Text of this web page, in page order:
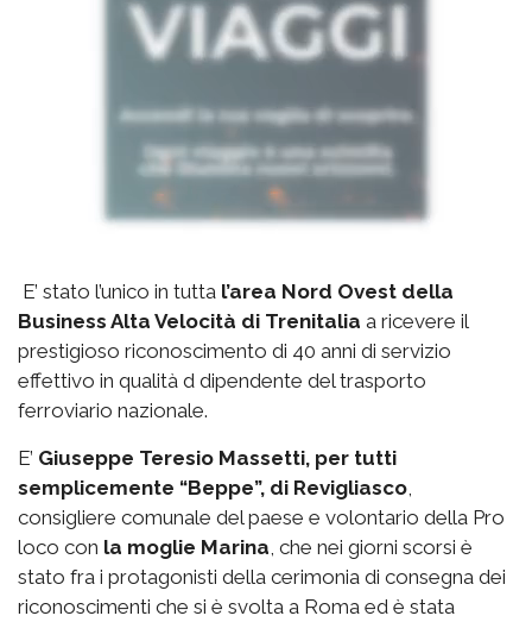
E’ stato l’unico in tutta l’area Nord Ovest della
Business Alta Velocità di Trenitalia a ricevere il
prestigioso riconoscimento di 40 anni di servizio
effettivo in qualità d dipendente del trasporto
ferroviario nazionale.
E’ Giuseppe Teresio Massetti, per tutti
semplicemente “Beppe”, di Revigliasco
consigliere comunale del paese e volontario della Pro
loco con la moglie Marina , che nei giorni scorsi è
stato fra i protagonisti della cerimonia di consegna dei
riconoscimenti che si è svolta a Roma ed è stata